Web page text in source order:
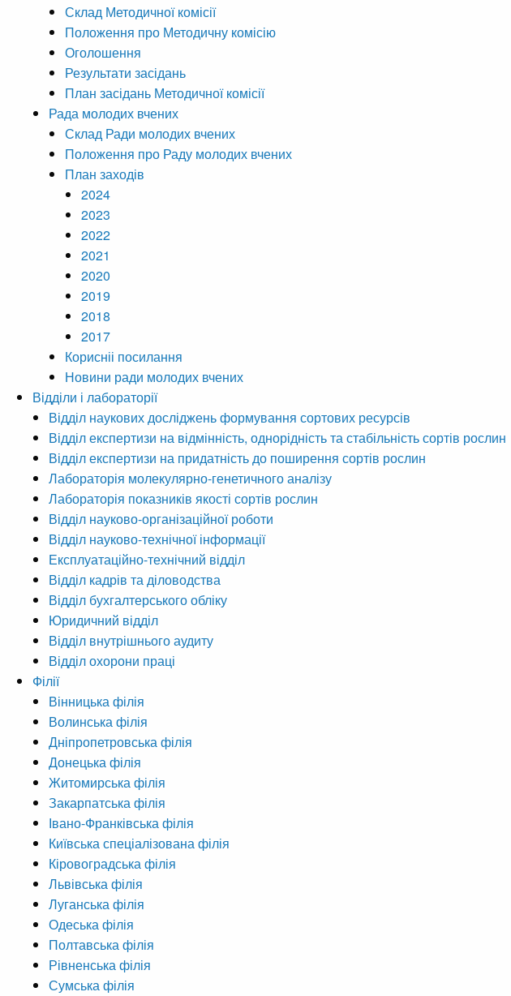
Склад Методичної комісії
Положення про Методичну комісію
Оголошення
Результати засідань
План засідань Методичної комісії
Рада молодих вчених
Склад Ради молодих вчених
Положення про Раду молодих вчених
План заходів
2024
2023
2022
2021
2020
2019
2018
2017
Корисніі посилання
Новини ради молодих вчених
Відділи і лабораторії
Відділ наукових досліджень формування сортових ресурсів
Відділ експертизи на відмінність, однорідність та стабільність сортів рослин
Відділ експертизи на придатність до поширення сортів рослин
Лабораторія молекулярно-генетичного аналізу
Лабораторія показників якості сортів рослин
Відділ науково-організаційної роботи
Відділ науково-технічної інформації
Експлуатаційно-технічний відділ
Відділ кадрів та діловодства
Відділ бухгалтерського обліку
Юридичний відділ
Відділ внутрішнього аудиту
Відділ охорони праці
Філії
Вінницька філія
Волинська філія
Дніпропетровська філія
Донецька філія
Житомирська філія
Закарпатська філія
Івано-Франківська філія
Київська спеціалізована філія
Кіровоградська філія
Львівська філія
Луганська філія
Одеська філія
Полтавська філія
Рівненська філія
Сумська філія